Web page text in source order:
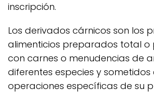
inscripción.
Los derivados cárnicos son los
alimenticios preparados total o
con carnes o menudencias de
diferentes especies y sometidos
operaciones específicas de su